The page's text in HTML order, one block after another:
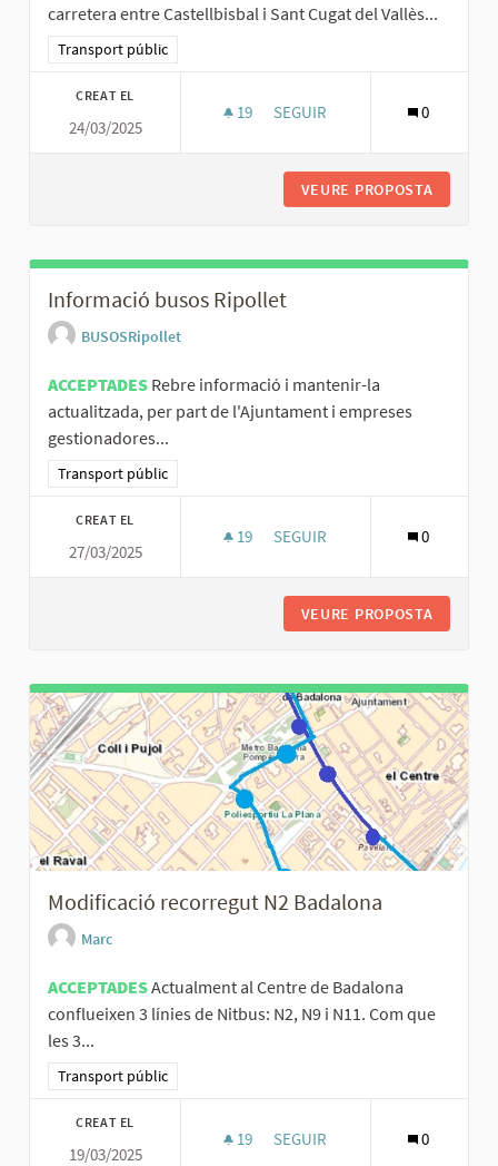
carretera entre Castellbisbal i Sant Cugat del Vallès...
Resultats al filtrar per la categoria: Transport públic
Transport públic
CREAT EL
24/03/2025
19 19 SEGUIDORES
SEGUIR 0
VEURE PROPOSTA
Informació busos Ripollet
BUSOSRipollet
ACCEPTADES Rebre informació i mantenir-la
actualitzada, per part de l'Ajuntament i empreses
gestionadores...
Resultats al filtrar per la categoria: Transport públic
Transport públic
CREAT EL
27/03/2025
19 19 SEGUIDORES
SEGUIR 0
VEURE PROPOSTA
Modificació recorregut N2 Badalona
Marc
ACCEPTADESActualment al Centre de Badalona
conflueixen 3 línies de Nitbus: N2, N9 i N11. Com que
les 3...
Resultats al filtrar per la categoria: Transport públic
Transport públic
CREAT EL
19/03/2025
19 19 SEGUIDORES
SEGUIR 0